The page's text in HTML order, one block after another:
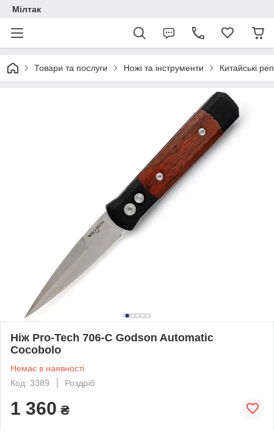
Мілтак
Товари та послуги Ножі та інструменти Китайські
Ніж Pro-Tech 706-C Godson Automatic
Cocobolo
Немає в наявності
Код: 3389
Роздріб
1 360 ₴